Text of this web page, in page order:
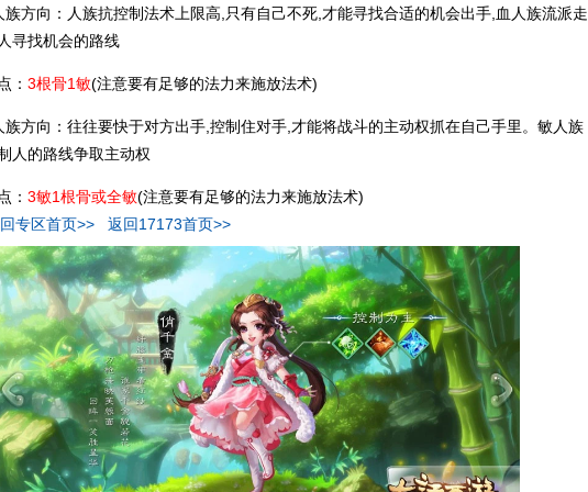
族方向：人族抗控制法术上限高,只有自己不死,才能寻找合适的机会出手,血人族流派走
寻找机会的路线
：3根骨1敏(注意要有足够的法力来施放法术)
族方向：往往要快于对方出手,控制住对手,才能将战斗的主动权抓在自己手里。敏人族
人的路线争取主动权
：3敏1根骨或全敏(注意要有足够的法力来施放法术)
专区首页>>
返回17173首页>>